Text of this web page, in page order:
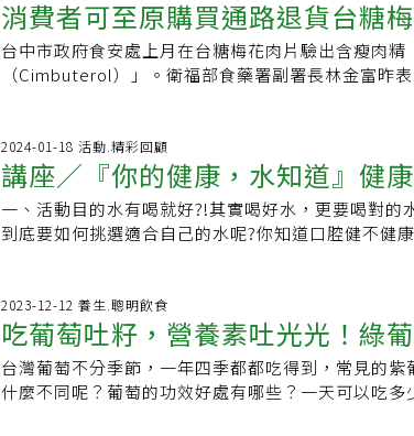
程，與家人同事朋友之間討論，很快就能化解壓力再
整治療、經導管不整脈消融術、生理性心臟節律器植
心衰竭節律器植入、3D立體定位心律不整燒灼手術
中國醫藥大學附設醫院內科系副院長、中國醫藥大學
霍普金斯大學醫學系客座助理教授給病人的一句話：
運動、戒菸限酒，為健康人生打好基礎。
了防跌，他每周固定抽出1小時進行肌力訓練，也因
盡量爬樓梯或快走運動；飲食清淡，平時二菜一湯，
果，喝白開水或靈芝茶，讓他活力滿滿。閒暇時，吳
勵志、財經等文章或報導，欣賞畫展，聽老歌及古
間。家庭醫師著重衛教醫院經營首要落實醫療分級，
區醫院，應扮演好「家庭醫師」角色，協助重症患
院，治療輕症患者，並著重「生活化醫學」，很多
透過衛教，讓民眾從生活中進行保健。吳子鈞指出，
療資源醫院管理方面，吳子鈞充分授權，他認為，重
勵員工，「員工的事就是我的事」，員工要進修、小
等，他都會盡力協助，並享有宏恩醫療體系看病免掛
仁享受最好的醫療資源。行善設置喜願家園「布施的
是吳子鈞的座右銘，「行醫助人是興趣也是工作」，
心接受環境部委託，在全台監測、記錄白線斑蚊與埃
技術助研究員黃旌集指出，埃及斑蚊目前以嘉義縣布
界，始終無法跨越北回歸線，但2022年在雲林北港、
及斑蚊，去年也在嘉義縣中埔鄉與台中新烏日車站內
1500公尺抓到不過，黃旌集帶領的研究團隊每季以誘
查，發現過去白線斑蚊全台都有分布，且大致在海拔
數十個捕獲點都超過1500公尺；推估埃及斑蚊可能
東與嘉義市存活，過去發現的海拔低於1000公尺，
擴及台中市北屯區與花蓮縣花蓮市，可能分布區面積
溫2.5度時，北界可能再擴及台中市潭子區與花蓮縣
28.4%；萬一升溫至4.4度最極端的情況，埃及斑蚊
鎮及花蓮縣秀林鄉，分布區面積將增至43.3%。棲地
旌集表示，會特別留意埃及斑蚊的棲地移轉動向，是
消費者可至原購買通路退貨台糖
懂「西布特羅（Cimbuterol）」
台中市政府食安處上月在台糖梅花肉片驗出含瘦肉精
（Cimbuterol）」。衛福部食藥署副署長林金富昨
違規產品曾於新北一家台糖特約專櫃門市販售，共16
糖要求複驗 結果最慢14天後揭曉這批被驗出瘦肉精
畜殖場，農業部防檢署前晚採檢送屏東市中央畜產會
台糖在嘉義共有5場養殖場，防檢署都將一併擴大檢
最慢14天後揭曉。林金富表示，該批梅花豬肉片加工
前往信功實業了解肉片生產過程及來源，因台糖公司
衛生局派員至位於台南柳營的加工廠稽查。調查顯示
司自行販售，通路包括台糖健康易購網、億客成生
前掌握肉片鋪貨縣市多在南部，北部並無進貨。對於
2024-01-18 活動.精彩回顧
講座／『你的健康，水知道』健
區)
一、活動目的水有喝就好?!其實喝好水，更要喝對的
到底要如何挑選適合自己的水呢?你知道口腔健不健
業營養師對談歷經兩次抗癌成功的韓教授跟您分享如
他恢復原本的健康，甚至搭配飲食及運動還能有逆齡
不私藏⭐⭐豪華星級酒店⭐⭐免費報名⭐⭐人人有禮
禮⭐​當天韓教授也精心為大家準備珍藏的果汁配方喔
限，歡迎手刀報名喔! 三、活動資訊【台北場-講座地
2023-12-12 養生.聰明飲食
吃葡萄吐籽，營養素吐光光！綠
葡萄…輪流吃有不同好處
台灣葡萄不分季節，一年四季都都吃得到，常見的
什麼不同呢？葡萄的功效好處有哪些？一天可以吃多